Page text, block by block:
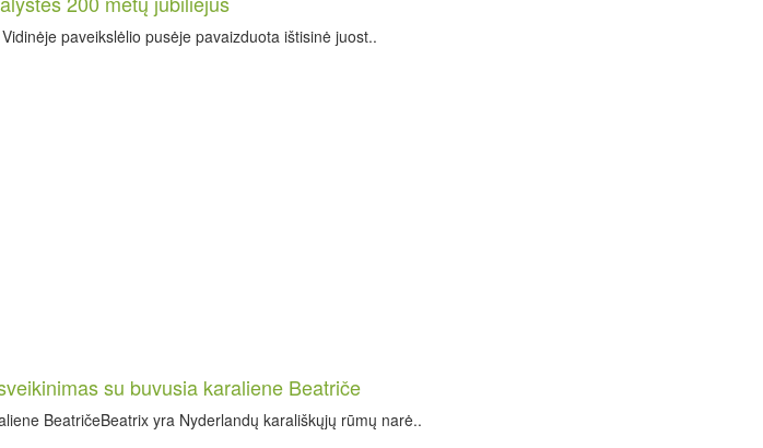
paveikslėlio pusėje pavaizduota ištisinė juost..
su buvusia karaliene Beatriče
BeatričeBeatrix yra Nyderlandų karališkųjų rūmų narė..